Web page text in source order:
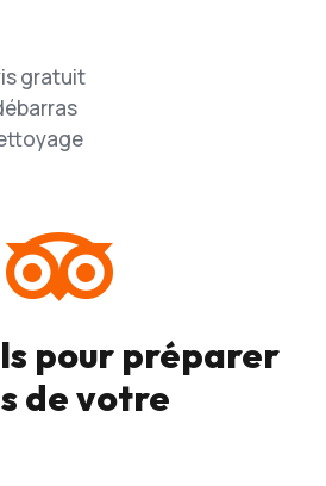
gratuit

pour préparer
de votre